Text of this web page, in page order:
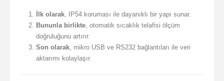
İlk olarak, IP54 koruması ile dayanıklı bir yapı sunar.
Bununla birlikte, otomatik sıcaklık telafisi ölçüm
doğruluğunu artırır.
Son olarak, mikro USB ve RS232 bağlantıları ile veri
aktarımı kolaylaşır.